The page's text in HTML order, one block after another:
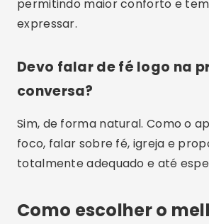
permitindo maior conforto e
expressar.
Devo falar de fé logo na
conversa?
Sim, de forma natural. Como o
foco, falar sobre fé, igreja e
totalmente adequado e até
Como escolher o